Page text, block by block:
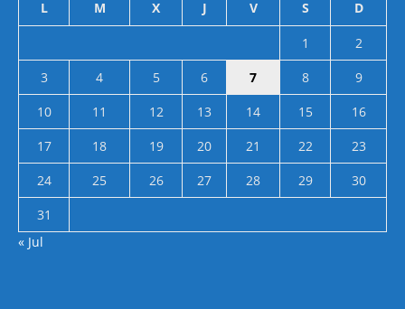
L M X J V S D
1
2
3
4 5 6 7 8
9
10
11 12 13 14 15
16
17
18 19 20 21 22
23
24
25 26 27 28 29
30
31
« Jul